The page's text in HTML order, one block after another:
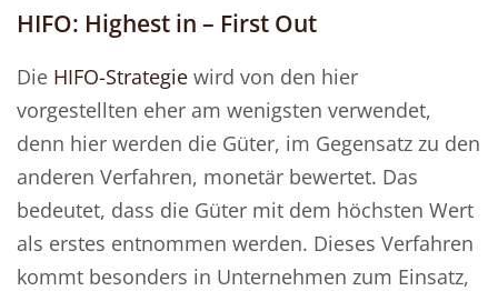
HIFO: Highest in – First Out
Die HIFO-Strategie wird von den hier
vorgestellten eher am wenigsten verwendet,
denn hier werden die Güter, im Gegensatz zu den
anderen Verfahren, monetär bewertet. Das
bedeutet, dass die Güter mit dem höchsten Wert
als erstes entnommen werden. Dieses Verfahren
kommt besonders in Unternehmen zum Einsatz,